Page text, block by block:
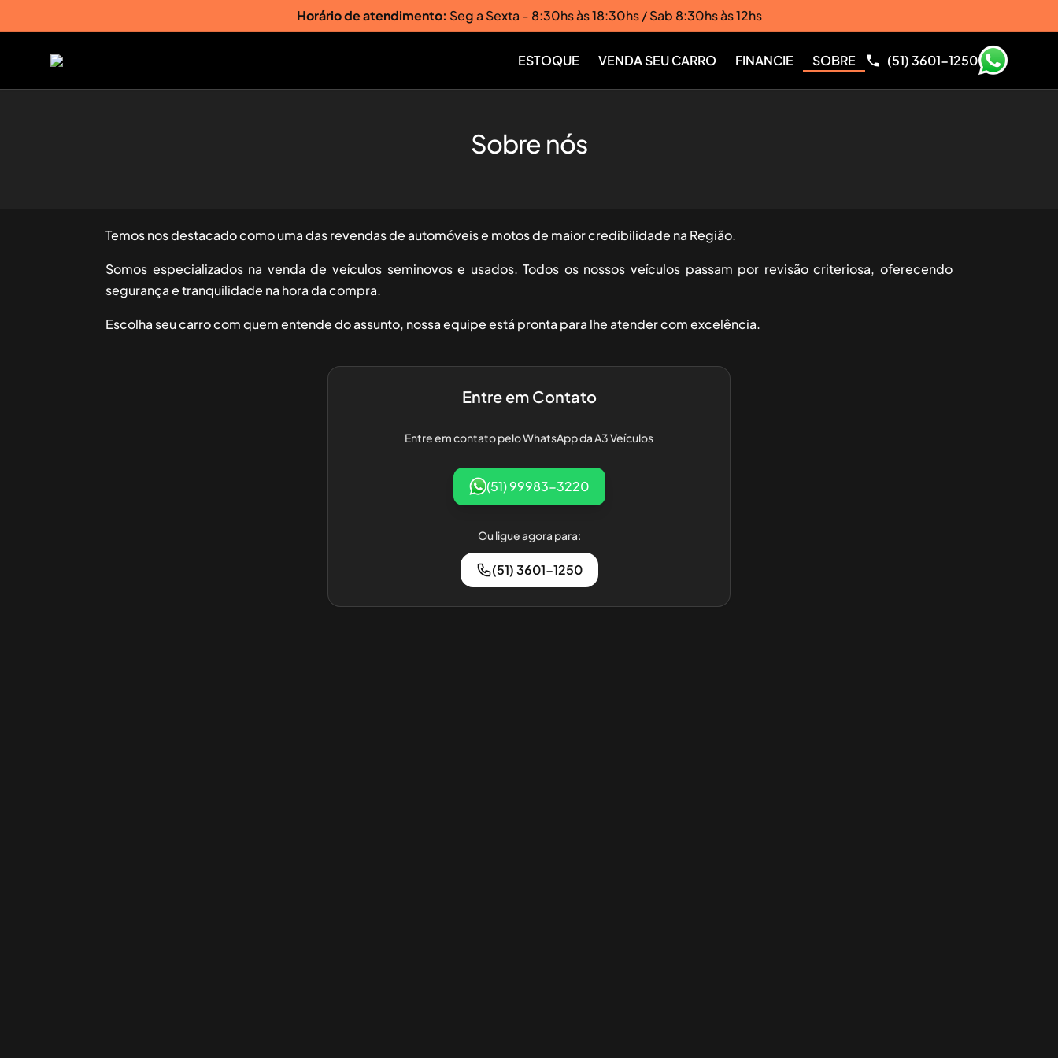
Horário de atendimento: Seg a Sexta - 8:30hs às 18:30hs / Sab 8:30hs às 12hs
ESTOQUE VENDA SEU CARRO FINANCIE SOBRE (51) 3601-1250
Sobre nós
Temos nos destacado como uma das revendas de automóveis e motos de maior credibilidade na Região.
Somos especializados na venda de veículos seminovos e usados. Todos os nossos veículos passam por revisão criteriosa, oferecendo
segurança e tranquilidade na hora da compra.
Escolha seu carro com quem entende do assunto, nossa equipe está pronta para lhe atender com excelência.
Entre em Contato
Entre em contato pelo WhatsApp daA3 Veículos
(51) 99983-3220
Ou ligue agora para:
(51) 3601-1250